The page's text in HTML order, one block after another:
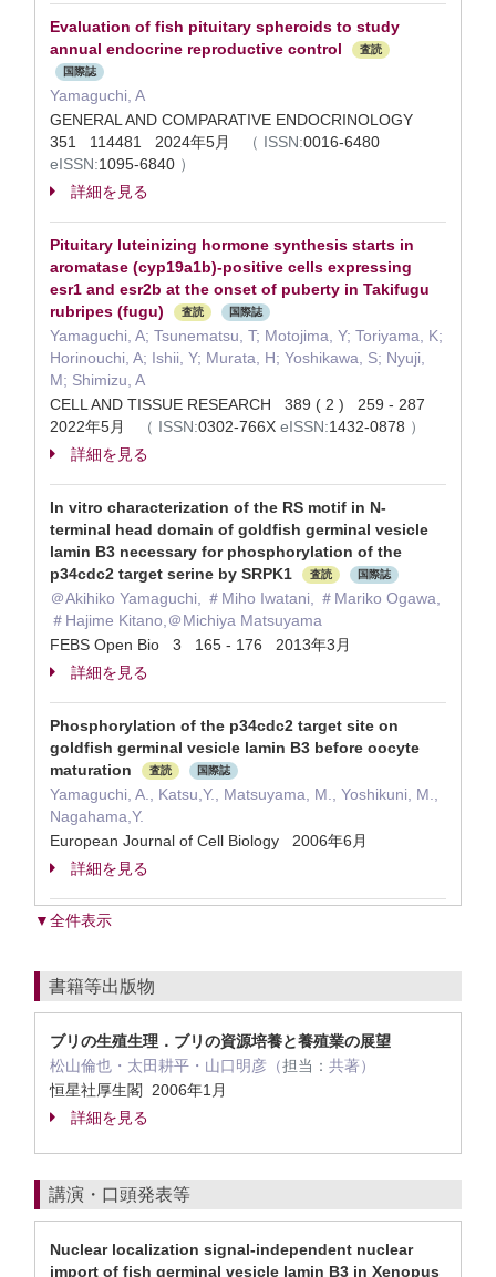
Evaluation of fish pituitary spheroids to study
annual endocrine reproductive control
査読
国際誌
Yamaguchi, A
GENERAL AND COMPARATIVE ENDOCRINOLOGY
351 114481 2024年5月
（ ISSN:0016-6480
eISSN:1095-6840 ）
詳細を見る
Pituitary luteinizing hormone synthesis starts in
aromatase (cyp19a1b)‑positive cells expressing
esr1 and esr2b at the onset of puberty in Takifugu
rubripes (fugu)
査読 国際誌
Yamaguchi, A; Tsunematsu, T; Motojima, Y; Toriyama, K;
Horinouchi, A; Ishii, Y; Murata, H; Yoshikawa, S; Nyuji,
M; Shimizu, A
CELL AND TISSUE RESEARCH 389 ( 2 ) 259 - 287
2022年5月
（ ISSN:0302-766X eISSN:1432-0878 ）
詳細を見る
In vitro characterization of the RS motif in N-
terminal head domain of goldfish germinal vesicle
lamin B3 necessary for phosphorylation of the
p34cdc2 target serine by SRPK1
査読 国際誌
＠Akihiko Yamaguchi, ＃Miho Iwatani, ＃Mariko Ogawa,
＃Hajime Kitano,＠Michiya Matsuyama
FEBS Open Bio 3 165 - 176 2013年3月
詳細を見る
Phosphorylation of the p34cdc2 target site on
goldfish germinal vesicle lamin B3 before oocyte
maturation
査読 国際誌
Yamaguchi, A., Katsu,Y., Matsuyama, M., Yoshikuni, M.,
Nagahama,Y.
European Journal of Cell Biology 2006年6月
詳細を見る
▼全件表示
書籍等出版物
ブリの生殖生理．ブリの資源培養と養殖業の展望
松山倫也・太田耕平・山口明彦（担当： 共著）
恒星社厚生閣 2006年1月
詳細を見る
講演・口頭発表等
Nuclear localization signal-independent nuclear
import of fish germinal vesicle lamin B3 in Xenopus